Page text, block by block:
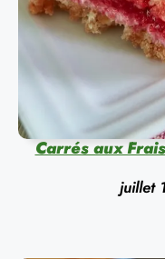
Carrés aux
juillet